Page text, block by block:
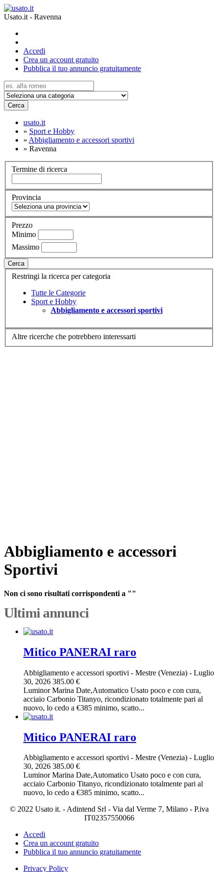
Usato.it - Ravenna
Accedi
Crea un account gratuito
Pubblica il tuo annuncio gratuitamente
Cerca
usato.it
» Sport e Hobby
» Abbigliamento e accessori sportivi
» Ravenna
Termine di ricerca
Provincia
Prezzo
Minimo
Massimo
Cerca
Restringi la ricerca per categoria
Tutte le Categorie
Sport e Hobby
Abbigliamento e accessori sportivi
Altre ricerche che potrebbero interessarti
Abbigliamento e accessori
Sportivi
Non ci sono risultati corrispondenti a ""
Ultimi annunci
Mitico PANERAI raro
Abbigliamento e accessori sportivi - Mestre (Venezia) - Luglio
30, 2026 385.00 €
Luminor Marina Date,Automatico Usato poco e con cura,
acciaio Carbonio Titanyo, ricondizionato totalmente pari al
nuovo, lo cedo a €385 minimo, scatto...
Mitico PANERAI raro
Abbigliamento e accessori sportivi - Mestre (Venezia) - Luglio
30, 2026 385.00 €
Luminor Marina Date,Automatico Usato poco e con cura,
acciaio Carbonio Titanyo, ricondizionato totalmente pari al
nuovo, lo cedo a €385 minimo, scatto...
© 2022 Usato it. - Adintend Srl - Via dal Verme 7, Milano - P.iva
IT02357550066
Accedi
Crea un account gratuito
Pubblica il tuo annuncio gratuitamente
Privacy Policy